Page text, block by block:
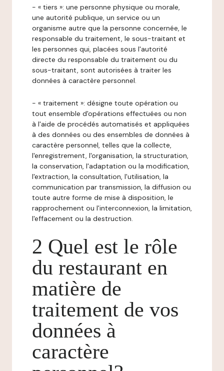
- « tiers »: une personne physique ou morale,
une autorité publique, un service ou un
organisme autre que la personne concernée, le
responsable du traitement, le sous-traitant et
les personnes qui, placées sous l'autorité
directe du responsable du traitement ou du
sous-traitant, sont autorisées à traiter les
données à caractère personnel.
- « traitement »: désigne toute opération ou
tout ensemble d'opérations effectuées ou non
à l'aide de procédés automatisés et appliquées
à des données ou des ensembles de données à
caractère personnel, telles que la collecte,
l'enregistrement, l'organisation, la structuration,
la conservation, l'adaptation ou la modification,
l'extraction, la consultation, l'utilisation, la
communication par transmission, la diffusion ou
toute autre forme de mise à disposition, le
rapprochement ou l'interconnexion, la limitation,
l'effacement ou la destruction.
2 Quel est le rôle
du restaurant en
matière de
traitement de vos
données à
caractère